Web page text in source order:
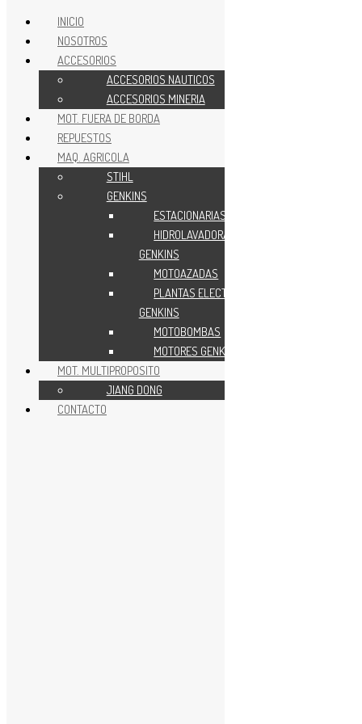
Ir al contenido
MOTORES MINERIA
ACCESORIOS MINERIA
REPUESTOS MINERIA
INICIO
NOSOTROS
ACCESORIOS
ACCESORIOS NAUTICOS
ACCESORIOS MINERIA
MOT. FUERA DE BORDA
REPUESTOS
MAQ. AGRICOLA
STIHL
GENKINS
ESTACIONARIAS
HIDROLAVADORAS
GENKINS
MOTOAZADAS
PLANTAS ELECTRICAS
GENKINS
MOTOBOMBAS
MOTORES GENKINS
MOT. MULTIPROPOSITO
JIANG DONG
CONTACTO